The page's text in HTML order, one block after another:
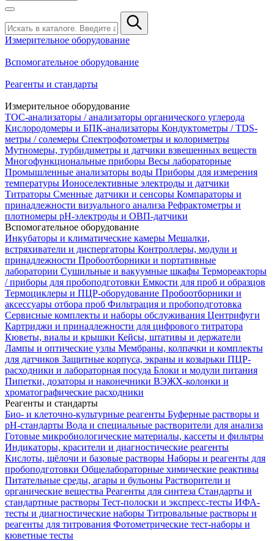
Измерительное оборудование
Вспомогательное оборудование
Реагенты и стандарты
Измерительное оборудование
TOC-анализаторы / анализаторы органического углерода
Кислородомеры и БПК-анализаторы Кондуктометры / TDS-
метры / солемеры Спектрофотометры и колориметры
Мутномеры, турбидиметры и датчики взвешенных веществ
Многофункциональные приборы Весы лабораторные
Промышленные анализаторы воды Приборы для измерения
температуры Ионоселективные электроды и датчики
Титраторы Сменные датчики и сенсоры Компараторы и
принадлежности визуального анализа Рефрактометры и
плотномеры pH-электроды и ОВП-датчики
Вспомогательное оборудование
Инкубаторы и климатические камеры Мешалки,
встряхиватели и диспергаторы Контроллеры, модули и
принадлежности Пробоотборники и портативные
лаборатории Сушильные и вакуумные шкафы Термореакторы
/ приборы для пробоподготовки Емкости для проб и образцов
Термоциклеры и ПЦР-оборудование Пробоотборники и
аксессуары отбора проб Фильтрация и пробоподготовка
Сервисные комплекты и наборы обслуживания Центрифуги
Картриджи и принадлежности для цифрового титратора
Кюветы, виалы и крышки Кейсы, штативы и держатели
Лампы и оптические узлы Мембраны, колпачки и комплекты
для датчиков Защитные корпуса, экраны и козырьки ПЦР-
расходники и лабораторная посуда Блоки и модули питания
Пипетки, дозаторы и наконечники ВЭЖХ-колонки и
хроматографические расходники
Реагенты и стандарты
Био- и клеточно-культурные реагенты Буферные растворы и
pH-стандарты Вода и специальные растворители для анализа
Готовые микробиологические материалы, кассеты и фильтры
Индикаторы, красители и диагностические реагенты
Кислоты, щёлочи и базовые растворы Наборы и реагенты для
пробоподготовки Общелабораторные химические реактивы
Питательные среды, агары и бульоны Растворители и
органические вещества Реагенты для синтеза Стандарты и
стандартные растворы Тест-полоски и экспресс-тесты ИФА-
тесты и диагностические наборы Титровальные растворы и
реагенты для титрования Фотометрические тест-наборы и
кюветные тесты